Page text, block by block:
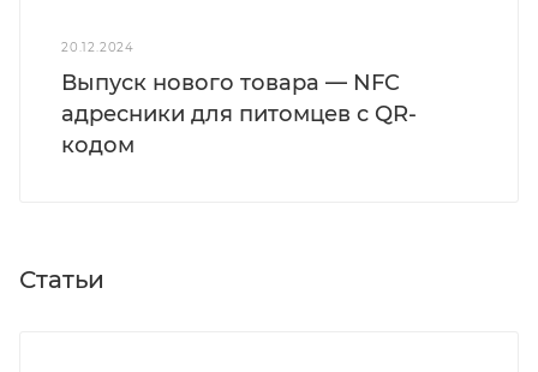
20.12.2024
Выпуск нового товара — NFC
адресники для питомцев с QR-
кодом
Статьи